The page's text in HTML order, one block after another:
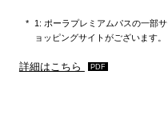
1: ポーラプレミアムパスの一部
ョッピングサイトがございます。
詳細はこちら